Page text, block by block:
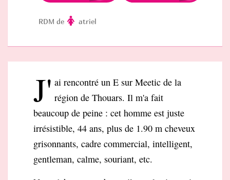
RDM de atriel
J' ai rencontré un E sur Meetic de la
région de Thouars. Il m'a fait
beaucoup de peine : cet homme est juste
irrésistible, 44 ans, plus de 1.90 m cheveux
grisonnants, cadre commercial, intelligent,
gentleman, calme, souriant, etc.